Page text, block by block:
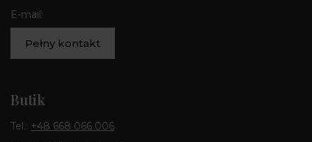
E-mail:
Pełny kontakt
Butik
Tel.: +48 668 066 006